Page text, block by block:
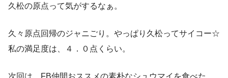
久松の原点って気がするなぁ。
久々原点回帰のジャニごり。やっぱり久松ってサイコー☆
私の満足度は、４．０点くらい。
次回は、FB仲間おススメの素朴なシュウマイを食べた